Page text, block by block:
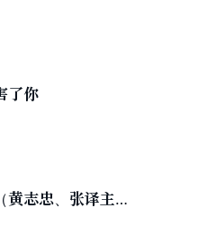
了你
黄志忠、张译主